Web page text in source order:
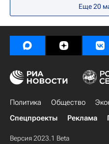
Еще20
Политика Общество
Спецпроекты
Реклама
Версия 2023.1 Beta